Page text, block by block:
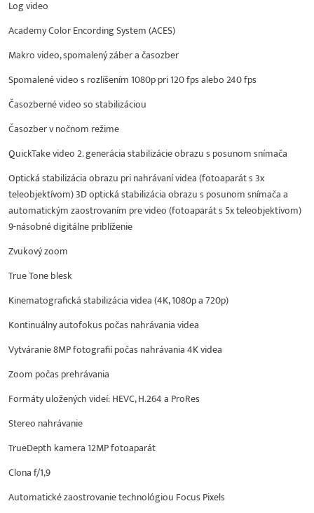
Log video
Academy Color Encording System (ACES)
Makro video, spomalený záber a časozber
Spomalené video s rozlíšením 1080p pri 120 fps alebo 240 fps
Časozberné video so stabilizáciou
Časozber v nočnom režime
QuickTake video 2. generácia stabilizácie obrazu s posunom snímača
Optická stabilizácia obrazu pri nahrávaní videa (fotoaparát s 3x
teleobjektívom) 3D optická stabilizácia obrazu s posunom snímača a
automatickým zaostrovaním pre video (fotoaparát s 5x teleobjektívom)
9-násobné digitálne priblíženie
Zvukový zoom
True Tone blesk
Kinematografická stabilizácia videa (4K, 1080p a 720p)
Kontinuálny autofokus počas nahrávania videa
Vytváranie 8MP fotografií počas nahrávania 4K videa
Zoom počas prehrávania
Formáty uložených videí: HEVC, H.264 a ProRes
Stereo nahrávanie
TrueDepth kamera 12MP fotoaparát
Clona f/1,9
Automatické zaostrovanie technológiou Focus Pixels